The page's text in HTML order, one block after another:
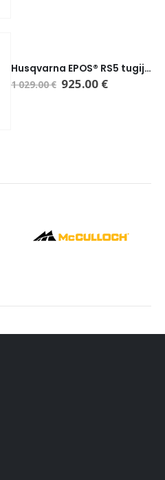
Husqvarna EPOS® RS5 tugijaam
1 029.00€ 925.00 €